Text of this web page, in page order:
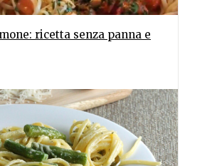
ricetta senza panna e